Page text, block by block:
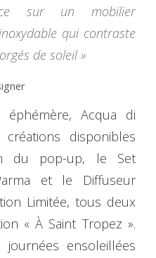
sur un mobilier
qui contraste
de soleil »
Acqua di
disponibles
du pop-up, le Set
et le Diffuseur
Limitée, tous deux
« À Saint Tropez ».
ensoleillées